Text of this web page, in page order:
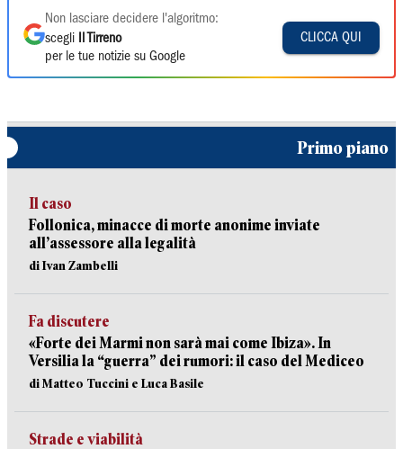
Non lasciare decidere l'algoritmo:
scegli
Il Tirreno
per le tue notizie su Google
CLICCA QUI
Primo piano
Il caso
Follonica, minacce di morte anonime inviate
all’assessore alla legalità
di Ivan Zambelli
Fa discutere
«Forte dei Marmi non sarà mai come Ibiza». In
Versilia la “guerra” dei rumori: il caso del Mediceo
di Matteo Tuccini e Luca Basile
Strade e viabilità